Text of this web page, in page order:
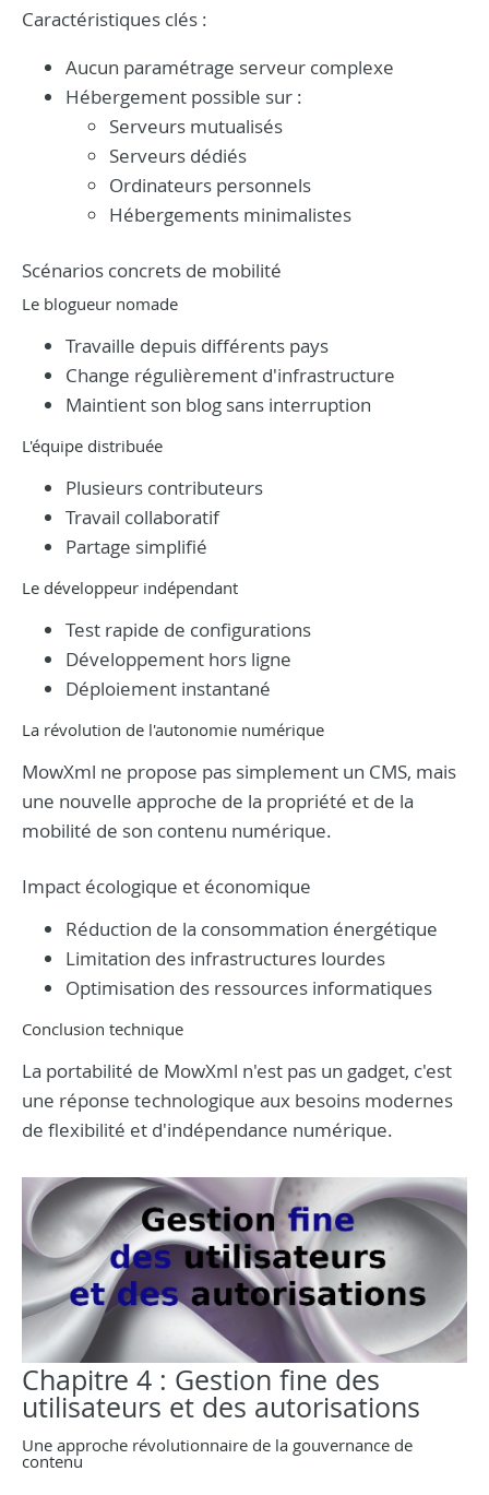
Caractéristiques clés :
Aucun paramétrage serveur complexe
Hébergement possible sur :
Serveurs mutualisés
Serveurs dédiés
Ordinateurs personnels
Hébergements minimalistes
Scénarios concrets de mobilité
Le blogueur nomade
Travaille depuis différents pays
Change régulièrement d'infrastructure
Maintient son blog sans interruption
L'équipe distribuée
Plusieurs contributeurs
Travail collaboratif
Partage simplifié
Le développeur indépendant
Test rapide de configurations
Développement hors ligne
Déploiement instantané
La révolution de l'autonomie numérique
MowXml ne propose pas simplement un CMS, mais
une nouvelle approche de la propriété et de la
mobilité de son contenu numérique.
Impact écologique et économique
Réduction de la consommation énergétique
Limitation des infrastructures lourdes
Optimisation des ressources informatiques
Conclusion technique
La portabilité de MowXml n'est pas un gadget, c'est
une réponse technologique aux besoins modernes
de flexibilité et d'indépendance numérique.
Chapitre 4 : Gestion fine des
utilisateurs et des autorisations
Une approche révolutionnaire de la gouvernance de
contenu